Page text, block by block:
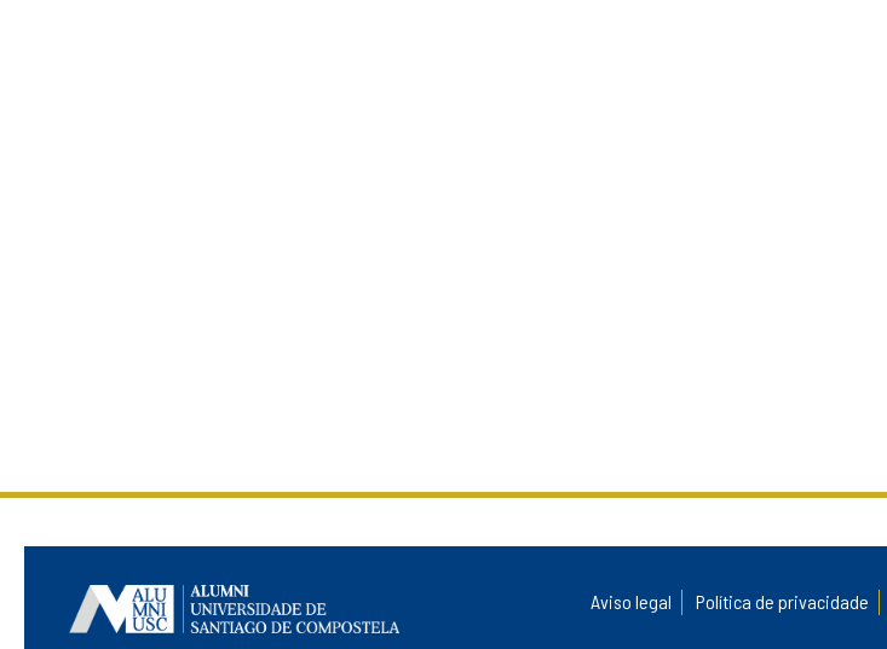
Aviso legal Política de privacidade